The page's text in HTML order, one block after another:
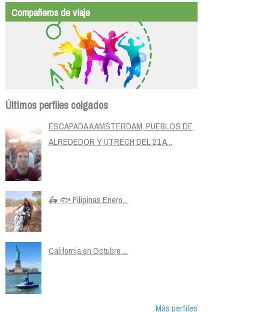
Compañeros de viaje
Últimos perfiles colgados
ESCAPADA A AMSTERDAM, PUEBLOS DE
ALREDEDOR Y UTRECH DEL 21 A...
🛵 🐟 Filipinas Enero...
California en Octubre ...
Más perfiles